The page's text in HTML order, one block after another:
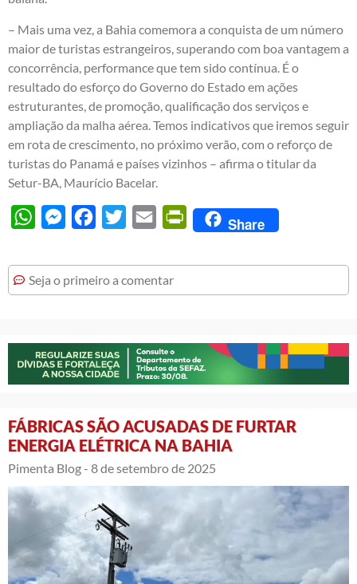
– Mais uma vez, a Bahia comemora a conquista de um número
maior de turistas estrangeiros, superando com boa vantagem a
concorrência, performance que tem sido contínua. É o
resultado do esforço do Governo do Estado em ações
estruturantes, de promoção, qualificação dos serviços e
ampliação da malha aérea. Temos indicativos que iremos seguir
em rota de crescimento, no próximo verão, com o reforço de
turistas do Panamá e países vizinhos – afirma o titular da
Setur-BA, Maurício Bacelar.
WhatsAppMessengerFacebook
Twitter Email PrintFriendly
Share
Seja o primeiro a comentar
FÁBRICAS SÃO ACUSADAS DE FURTAR
ENERGIA ELÉTRICA NA BAHIA
Pimenta Blog - 8 de setembro de 2025